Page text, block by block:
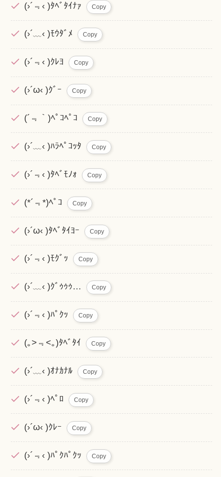
(›´﹃‹ )ﾀﾍﾞﾀｲﾅｧ Copy
(›´﹏‹ )ﾓｳﾀﾞﾒ Copy
(›´﹃‹ )ｸﾚﾖ Copy
(›´ω‹ )ｸﾞｰ Copy
(´﹃｀)ﾍﾟｺﾍﾟｺ Copy
(›´﹏‹ )ﾊﾗﾍﾟｺｯﾀ Copy
(›´﹃‹ )ﾀﾍﾞﾓﾉｫ Copy
(*´﹃*)ﾍﾟｺ Copy
(›´ω‹ )ﾀﾍﾞﾀｲﾖｰ Copy
(›´﹃‹ )ﾓｸﾞｯ Copy
(›´﹏‹ )ｸﾞｩｩｩ… Copy
(›´﹃‹ )ﾊﾟｸｯ Copy
(｡>﹃<｡)ﾀﾍﾞﾀｲ Copy
(›´﹏‹ )ｵﾅｶﾅﾙ Copy
(›´﹃‹ )ﾍﾟﾛ Copy
(›´ω‹ )ｸﾚｰ Copy
(›´﹃‹ )ﾊﾟｸﾊﾟｸｯ Copy